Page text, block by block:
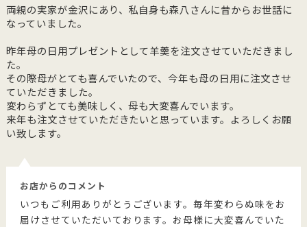
両親の実家が金沢にあり、私自身も森八さんに昔からお世話に
なっていました。
昨年母の日用プレゼントとして羊羹を注文させていただきまし
た。
その際母がとても喜んでいたので、今年も母の日用に注文させ
ていただきました。
変わらずとても美味しく、母も大変喜んでいます。
来年も注文させていただきたいと思っています。よろしくお願
い致します。
お店からのコメント
いつもご利用ありがとうございます。毎年変わらぬ味をお
届けさせていただいております。お母様に大変喜んでいた